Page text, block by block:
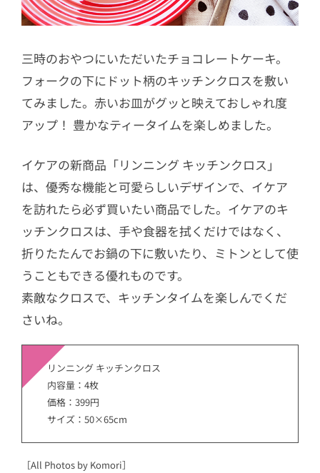
三時のおやつにいただいたチョコレートケーキ。
フォークの下にドット柄のキッチンクロスを敷い
てみました。赤いお皿がグッと映えておしゃれ度
アップ！ 豊かなティータイムを楽しめました。
イケアの新商品「リンニング キッチンクロス」
は、優秀な機能と可愛らしいデザインで、イケア
を訪れたら必ず買いたい商品でした。イケアのキ
ッチンクロスは、手や食器を拭くだけではなく、
折りたたんでお鍋の下に敷いたり、ミトンとして使
うこともできる優れものです。
素敵なクロスで、キッチンタイムを楽しんでくだ
さいね。
リンニング キッチンクロス
内容量：4枚
価格：399円
サイズ：50×65cm
［All Photos by Komori］